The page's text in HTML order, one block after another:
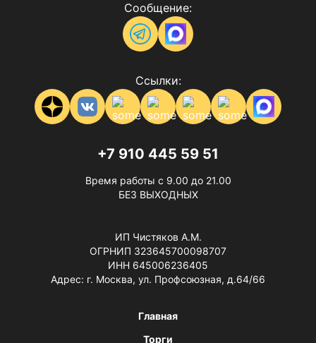
Сообщение:
Ссылки:
+7 910 445 59 51
Время работы с 9.00 до 21.00
БЕЗ ВЫХОДНЫХ
ИП Чистяков А.М.
ОГРНИП 323645700098707
ИНН 645006236405
Адрес: г. Москва, ул. Профсоюзная, д.64/66
Главная
Торги